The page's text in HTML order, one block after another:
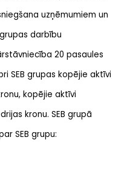
uzņēmumiem un
darbību
20 pasaules
SEB grupas kopējie aktīvi
kopējie aktīvi
kronu. SEB grupā
SEB grupu: